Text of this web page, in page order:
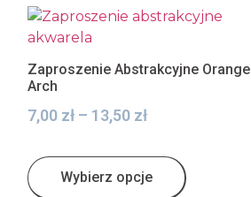
Zaproszenie Abstrakcyjne Orange
Arch
7,00 zł – 13,50 zł
Wybierz opcje